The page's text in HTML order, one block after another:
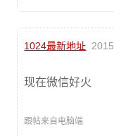
1024最新地址
现在微信好火
跟帖来自电脑端